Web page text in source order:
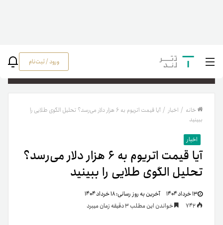
ورود / ثبت‌نام
خانه / اخبار /
آیا قیمت اتریوم به ۶ هزار دلار می‌رسد؟ تحلیل الگوی طلایی را
ببینید
اخبار
آیا قیمت اتریوم به ۶ هزار دلار می‌رسد؟
تحلیل الگوی طلایی را ببینید
۱۳ خرداد ۱۴۰۴ آخرین به روز رسانی:۱۸ خرداد ۱۴۰۴
خواندن این مطلب 3 دقیقه زمان میبرد